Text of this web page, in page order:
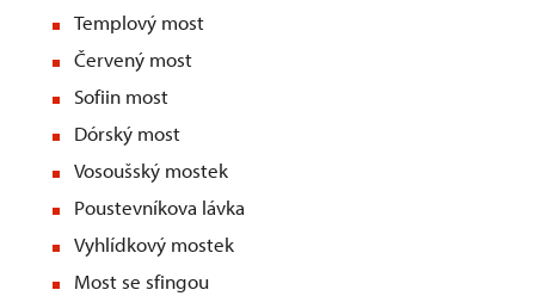
Templový most
Červený most
Sofiin most
Dórský most
Vosoušský mostek
Poustevníkova lávka
Vyhlídkový mostek
Most se sfingou